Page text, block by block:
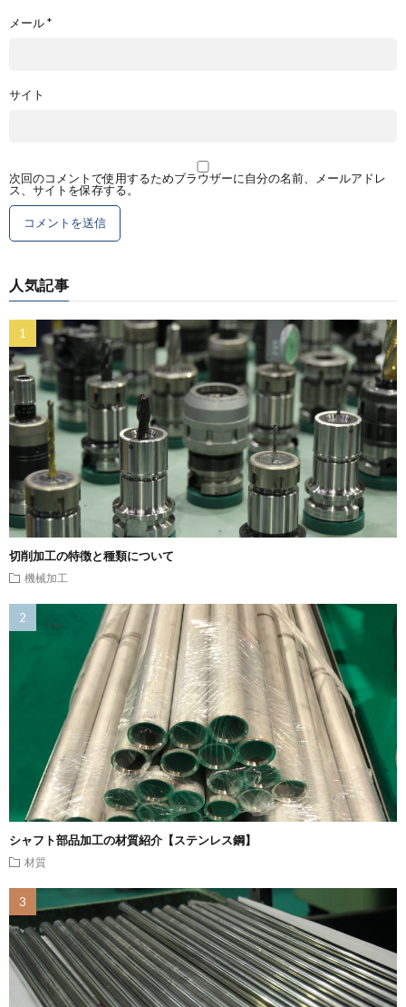
メール*
サイト
次回のコメントで使用するためブラウザーに自分の名前、メールアドレ
ス、サイトを保存する。
人気記事
切削加工の特徴と種類について
機械加工
シャフト部品加工の材質紹介【ステンレス鋼】
材質